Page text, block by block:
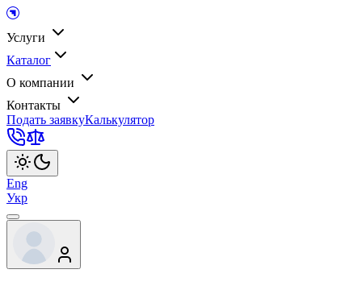
Услуги
Каталог
О компании
Контакты
Подать заявкуКалькулятор
Eng
Укр